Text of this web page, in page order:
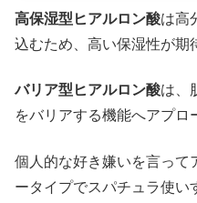
高保湿型ヒアルロン酸は高
込むため、高い保湿性が
バリア型ヒアルロン酸は、
をバリアする機能へアプロ
個人的な好き嫌いを言っ
ータイプでスパチュラ使い